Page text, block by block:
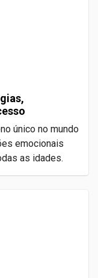
único no mundo
emocionais
as idades.